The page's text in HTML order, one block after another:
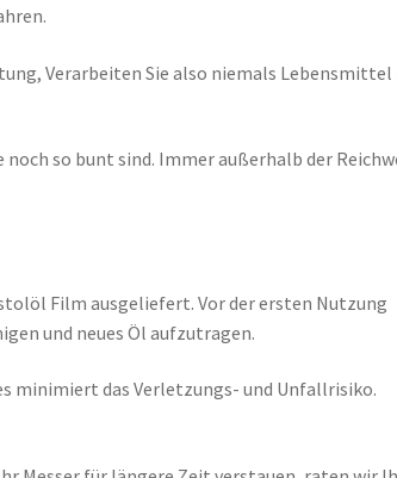
Verarbeiten Sie also niemals
noch so bunt sind. Immer außerhalb der
Film ausgeliefert. Vor der ersten Nutzung
und neues Öl aufzutragen.
minimiert das Verletzungs- und Unfallrisiko.